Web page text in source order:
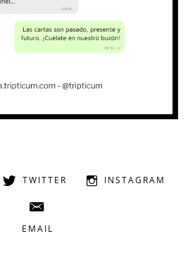
TWITTER INSTAGRAM
EMAIL